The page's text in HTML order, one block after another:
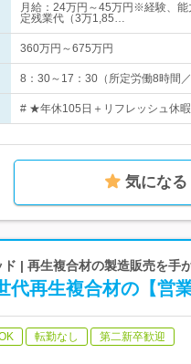
月給：24万円～45万円※経験、
定残業代（3万1,85…
360万円～675万円
8：30～17：30（所定労働8時間
# ★年休105日＋リフレッシュ休
気になる
| 再生複合材の製造販売を手
再生複合材の【営
転勤なし 第二新卒歓迎